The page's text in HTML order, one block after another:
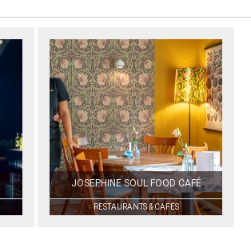
JOSEPHINE SOUL FOOD CAFÉ
RESTAURANTS & CAFÉS